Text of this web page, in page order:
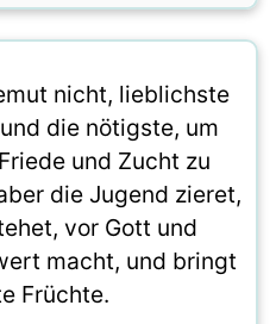
nicht, lieblichste
die nötigste, um
und Zucht zu
die Jugend zieret,
vor Gott und
macht, und bringt
Früchte.